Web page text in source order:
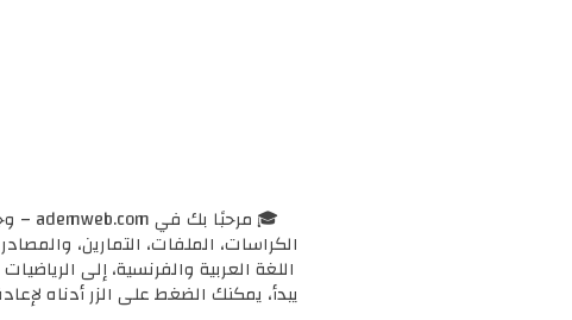
الكراسات، الملفات، التمارين،
اللغة العربية والفرنسية، إلى
يبدأ، يمكنك الضغط على الزر أدناه